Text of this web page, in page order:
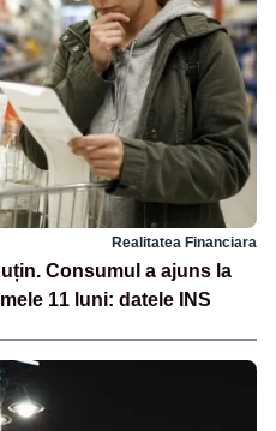
Realitatea Financiara
Consumul a ajuns la
11 luni: datele INS